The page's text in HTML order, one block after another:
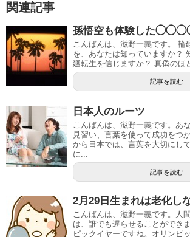
関連記事
孫悟空も体験した
こんばんは、滋野一義です。 輪
を、あなたは知っていますか？
廻転生を信じますか？ 真偽のほ
記事を読む
日本人のルーツ
こんばんは、滋野一義です。あ
見習い、言葉を使って成功をつ
から日本では、言葉を大切にし
に...
記事を読む
2月29日生まれは老化し
こんばんは、滋野一義です。人
は、誰でも遅らせることができ
ピックイヤーですね。オリンピ